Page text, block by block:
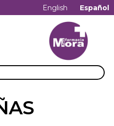
English Español